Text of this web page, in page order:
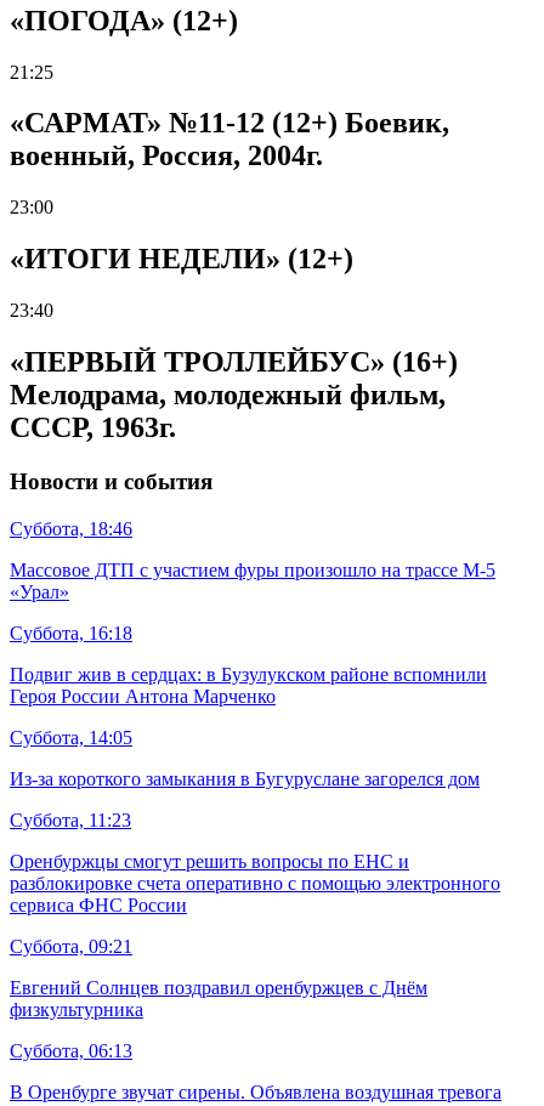
«ПОГОДА» (12+)
21:25
«САРМАТ» №11-12 (12+) Боевик,
военный, Россия, 2004г.
23:00
«ИТОГИ НЕДЕЛИ» (12+)
23:40
«ПЕРВЫЙ ТРОЛЛЕЙБУС» (16+)
Мелодрама, молодежный фильм,
СССР, 1963г.
Новости и события
Суббота, 18:46
Массовое ДТП с участием фуры произошло на трассе М-5
«Урал»
Суббота, 16:18
Подвиг жив в сердцах: в Бузулукском районе вспомнили
Героя России Антона Марченко
Суббота, 14:05
Из-за короткого замыкания в Бугуруслане загорелся дом
Суббота, 11:23
Оренбуржцы смогут решить вопросы по ЕНС и
разблокировке счета оперативно с помощью электронного
сервиса ФНС России
Суббота, 09:21
Евгений Солнцев поздравил оренбуржцев с Днём
физкультурника
Суббота, 06:13
В Оренбурге звучат сирены. Объявлена воздушная тревога